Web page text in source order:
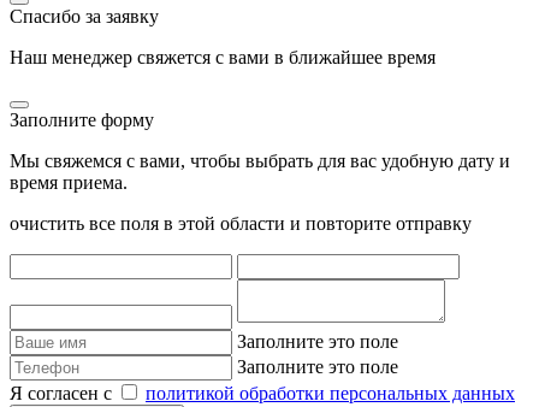
Спасибо за заявку
Наш менеджер свяжется с вами в ближайшее время
Заполните форму
Мы свяжемся с вами, чтобы выбрать для вас удобную дату и
время приема.
очистить все поля в этой области и повторите отправку
Заполните это поле
Заполните это поле
Я согласен с
политикой обработки персональных данных